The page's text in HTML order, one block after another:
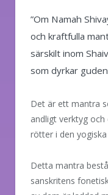
”Om Namah
och kraftfulla
särskilt inom
som dyrkar
Det är ett mantra
andligt verktyg
rötter i den
Detta mantra
sanskritens